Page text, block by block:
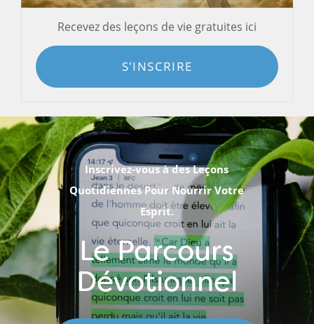
Recevez des leçons de vie gratuites ici
S'INSCRIRE
Inscrivez-vous à des Leçons
Quotidiennes Pour Nourrir Votre
Esprit.
Le Parcours
Dévotionnel